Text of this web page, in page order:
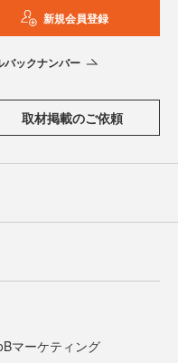
新規会員登録
バックナンバー
取材掲載のご依頼
マーケティング